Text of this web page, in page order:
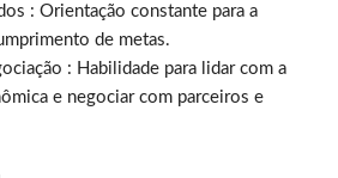
: Orientação constante para a
de metas.
: Habilidade para lidar com a
e negociar com parceiros e